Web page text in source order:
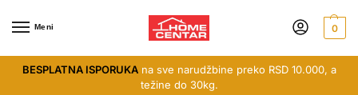
Meni 0
BESPLATNA ISPORUKAna sve narudžbine preko RSD 10.000, a
težine do 30kg.